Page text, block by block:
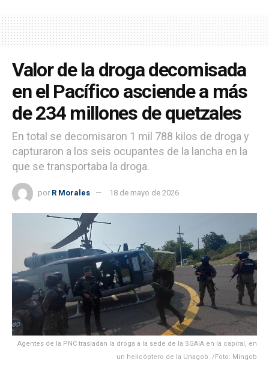
Valor de la droga decomisada
en el Pacífico asciende a más
de 234 millones de quetzales
En total se decomisaron 1 mil 788 kilos de droga y
capturaron a los seis ocupantes de la lancha en la
que se transportaba la droga.
por R Morales 18 de mayo de 2026
Agentes de la PNC trasladan la droga a la sede de la SGAIA en la capiral, en
un helicóptero de la Unagob. /Foto: Mingob